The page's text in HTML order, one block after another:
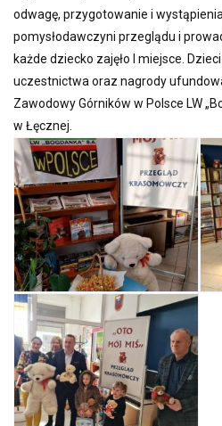
odwagę, przygotowanie i
pomysłodawczyni przeglądu i
każde dziecko zajęło I miejsce.
uczestnictwa oraz nagrody
Zawodowy Górników w Polsce LW
w Łęcznej.